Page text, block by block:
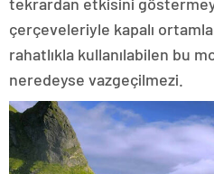
çerçeveleriyle kapalı
rahatlıkla kullanılabilen bu
neredeyse vazgeçilmezi.